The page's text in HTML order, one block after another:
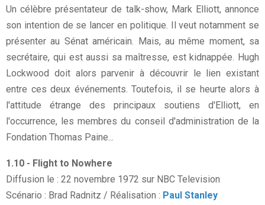
Un célèbre présentateur de talk-show, Mark Elliott, annonce
son intention de se lancer en politique. Il veut notamment se
présenter au Sénat américain. Mais, au même moment, sa
secrétaire, qui est aussi sa maîtresse, est kidnappée. Hugh
Lockwood doit alors parvenir à découvrir le lien existant
entre ces deux événements. Toutefois, il se heurte alors à
l'attitude étrange des principaux soutiens d'Elliott, en
l'occurrence, les membres du conseil d'administration de la
Fondation Thomas Paine...
1.10 - Flight to Nowhere
Diffusion le : 22 novembre 1972 sur NBC Television
Scénario : Brad Radnitz / Réalisation : Paul Stanley